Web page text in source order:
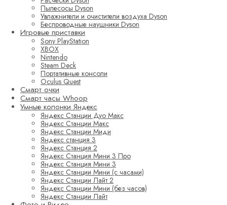
Пылесосы Dyson
Увлажнители и очистители воздуха Dyson
Беспроводные наушники Dyson
Игровые приставки
Sony PlayStation
XBOX
Nintendo
Steam Deck
Портативные консоли
Oculus Quest
Смарт очки
Смарт часы Whoop
Умные колонки Яндекс
Яндекс Станции Дуо Макс
Яндекс Станции Макс
Яндекс Станции Миди
Яндекс станция 3
Яндекс Станция 2
Яндекс Станция Мини 3 Про
Яндекс Станция Мини 3
Яндекс Станции Мини (с часами)
Яндекс Станции Лайт 2
Яндекс Станции Мини (без часов)
Яндекс Станции Лайт